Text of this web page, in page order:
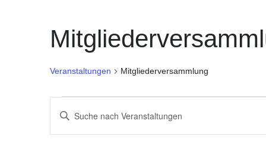
Veranstaltungen Mitgliederversammlung
Veranstaltungen
Suche
Bitte